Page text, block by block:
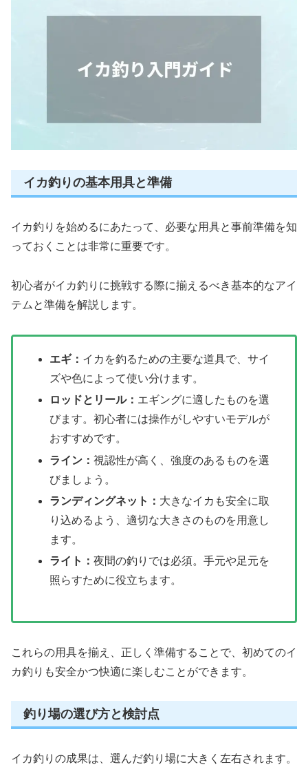
イカ釣りの基本用具と準備
イカ釣りを始めるにあたって、必要な用具と事前準備を知
っておくことは非常に重要です。
初心者がイカ釣りに挑戦する際に揃えるべき基本的なアイ
テムと準備を解説します。
エギ： イカを釣るための主要な道具で、サイ
ズや色によって使い分けます。
ロッドとリール： エギングに適したものを選
びます。初心者には操作がしやすいモデルが
おすすめです。
ライン：視認性が高く、強度のあるものを選
びましょう。
ランディングネット： 大きなイカも安全に取
り込めるよう、適切な大きさのものを用意し
ます。
ライト：夜間の釣りでは必須。手元や足元を
照らすために役立ちます。
これらの用具を揃え、正しく準備することで、初めてのイ
カ釣りも安全かつ快適に楽しむことができます。
釣り場の選び方と検討点
イカ釣りの成果は、選んだ釣り場に大きく左右されます。